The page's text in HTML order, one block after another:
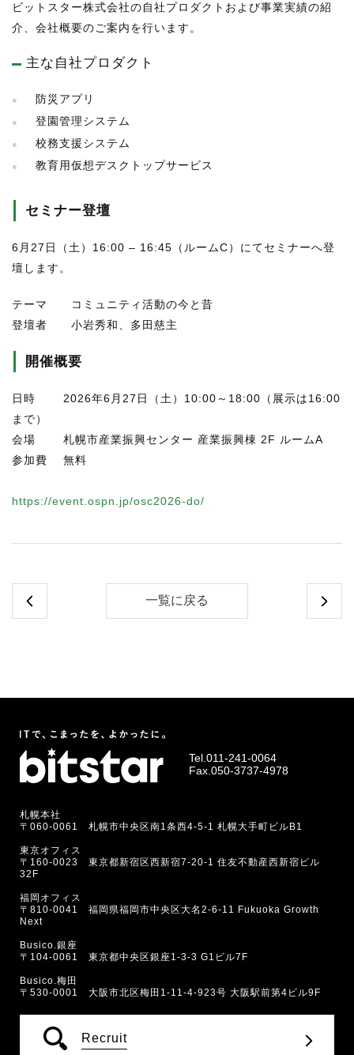
ビットスター株式会社の自社プロダクトおよび事業実績の紹
介、会社概要のご案内を行います。
主な自社プロダクト
防災アプリ
登園管理システム
校務支援システム
教育用仮想デスクトップサービス
セミナー登壇
6月27日（土）16:00 – 16:45（ルームC）にてセミナーへ登
壇します。
テーマ コミュニティ活動の今と昔
登壇者 小岩秀和、多田慈主
開催概要
日時 2026年6月27日（土）10:00～18:00（展示は16:00
まで）
会場 札幌市産業振興センター 産業振興棟 2F ルームA
参加費 無料
https://event.ospn.jp/osc2026-do/
一覧に戻る
Tel.011-241-0064
Fax.050-3737-4978
札幌本社
〒060-0061 札幌市中央区南1条西4-5-1 札幌大手町ビルB1
東京オフィス
〒160-0023 東京都新宿区西新宿7-20-1 住友不動産西新宿ビル
32F
福岡オフィス
〒810-0041 福岡県福岡市中央区大名2-6-11 Fukuoka Growth
Next
Busico.銀座
〒104-0061 東京都中央区銀座1-3-3 G1ビル7F
Busico.梅田
〒530-0001 大阪市北区梅田1-11-4-923号 大阪駅前第4ビル9F
Recruit